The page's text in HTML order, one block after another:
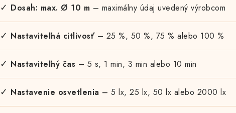
✓ Dosah: max. Ø 10 m – maximálny údaj uvedený výrobcom
✓ Nastaviteľná citlivosť– 25 %, 50 %, 75 % alebo 100 %
✓ Nastaviteľný čas – 5 s, 1 min, 3 min alebo 10 min
✓ Nastavenie osvetlenia – 5 lx, 25 lx, 50 lx alebo 2000 lx